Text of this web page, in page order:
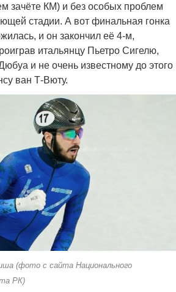
зачёте КМ) и без особых проблем
стадии. А вот финальная гонка
и он закончил её 4-м,
итальянцу Пьетро Сигелю,
и не очень известному до этого
ван Т-Вюту.
(фото с сайта Национального
РК)